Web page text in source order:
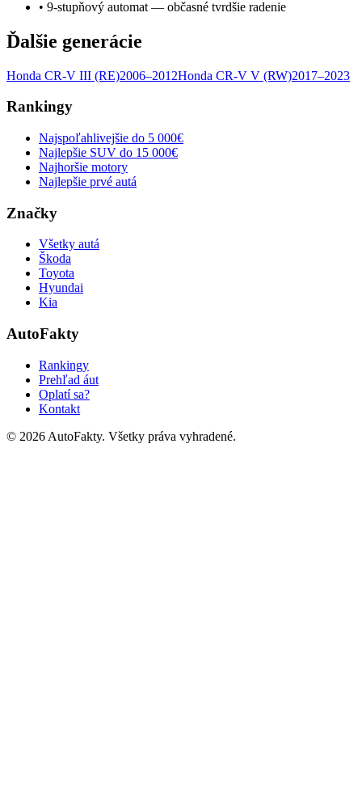
• 9-stupňový automat — občasné tvrdšie radenie
Ďalšie generácie
Honda CR-V III (RE)2006–2012Honda CR-V V (RW)2017–2023
Rankingy
Najspoľahlivejšie do 5 000€
Najlepšie SUV do 15 000€
Najhoršie motory
Najlepšie prvé autá
Značky
Všetky autá
Škoda
Toyota
Hyundai
Kia
AutoFakty
Rankingy
Prehľad áut
Oplatí sa?
Kontakt
© 2026 AutoFakty. Všetky práva vyhradené.